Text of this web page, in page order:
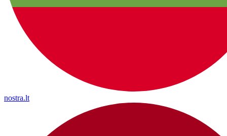
nostra.lt